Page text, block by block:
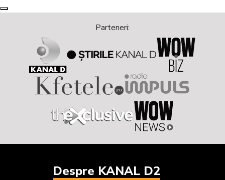
Next
Previous
Parteneri:
Despre KANAL D2